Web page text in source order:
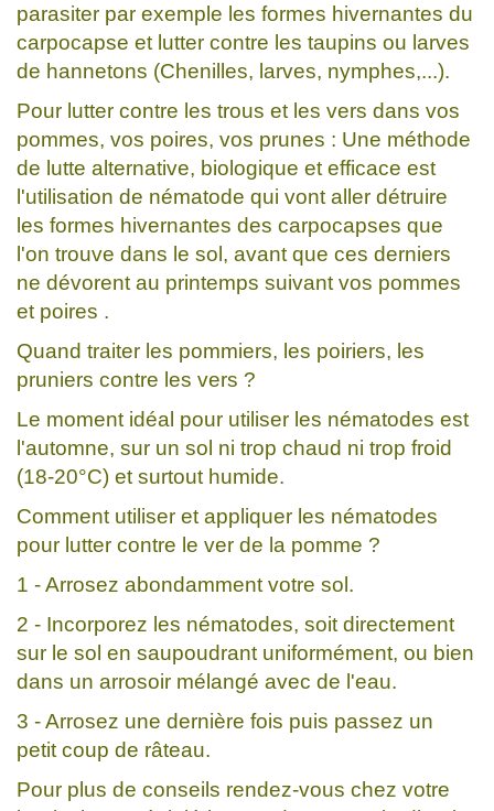
parasiter par exemple les formes hivernantes du
carpocapse et lutter contre les taupins ou larves
de hannetons (Chenilles, larves, nymphes,...).
Pour lutter contre les trous et les vers dans vos
pommes, vos poires, vos prunes : Une méthode
de lutte alternative, biologique et efficace est
l'utilisation de nématode qui vont aller détruire
les formes hivernantes des carpocapses que
l'on trouve dans le sol, avant que ces derniers
ne dévorent au printemps suivant vos pommes
et poires .
Quand traiter les pommiers, les poiriers, les
pruniers contre les vers ?
Le moment idéal pour utiliser les nématodes est
l'automne, sur un sol ni trop chaud ni trop froid
(18-20°C) et surtout humide.
Comment utiliser et appliquer les nématodes
pour lutter contre le ver de la pomme ?
1 - Arrosez abondamment votre sol.
2 - Incorporez les nématodes, soit directement
sur le sol en saupoudrant uniformément, ou bien
dans un arrosoir mélangé avec de l'eau.
3 - Arrosez une dernière fois puis passez un
petit coup de râteau.
Pour plus de conseils rendez-vous chez votre